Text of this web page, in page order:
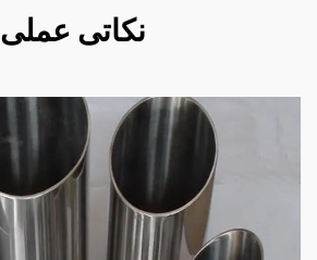
نکاتی عملی